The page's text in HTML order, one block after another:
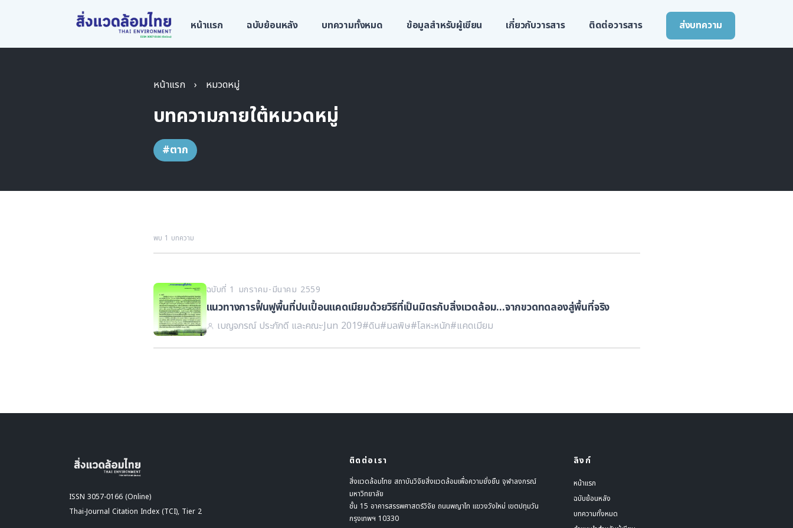
หน้าแรก ฉบับย้อนหลัง บทความทั้งหมด ข้อมูลสำหรับผู้เขียน เกี่ยวกับวารสาร ติดต่อวารสาร ส่งบทความ
หน้าแรก › หมวดหมู่
บทความภายใต้หมวดหมู่
#ตาก
พบ 1 บทความ
ฉบับที่ 1 มกราคม-มีนาคม 2559
แนวทางการฟื้นฟูพื้นที่ปนเปื้อนแคดเมียมด้วยวิธีที่เป็นมิตรกับสิ่งแวดล้อม...จากขวดทดลองสู่พื้นที่จริง
เบญจภรณ์ ประภักดี และคณะ·Jun 2019#ดิน#มลพิษ#โลหะหนัก#แคดเมียม
ISSN 3057-0166 (Online)
Thai-Journal Citation Index (TCI), Tier 2
ติดต่อเรา
สิ่งแวดล้อมไทย สถาบันวิจัยสิ่งแวดล้อมเพื่อความยั่งยืน จุฬาลงกรณ์
มหาวิทยาลัย
ชั้น 15 อาคารสรรพศาสตร์วิจัย ถนนพญาไท แขวงวังใหม่ เขตปทุมวัน
กรุงเทพฯ 10330
ลิงก์
หน้าแรก
ฉบับย้อนหลัง
บทความทั้งหมด